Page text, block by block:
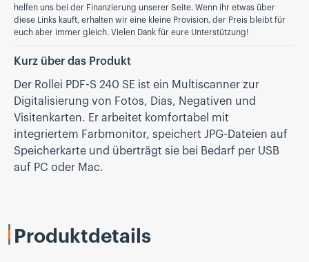
helfen uns bei der Finanzierung unserer Seite. Wenn ihr etwas über
diese Links kauft, erhalten wir eine kleine Provision, der Preis bleibt für
euch aber immer gleich. Vielen Dank für eure Unterstützung!
Kurz über das Produkt
Der Rollei PDF-S 240 SE ist ein Multiscanner zur
Digitalisierung von Fotos, Dias, Negativen und
Visitenkarten. Er arbeitet komfortabel mit
integriertem Farbmonitor, speichert JPG-Dateien auf
Speicherkarte und überträgt sie bei Bedarf per USB
auf PC oder Mac.
Produktdetails